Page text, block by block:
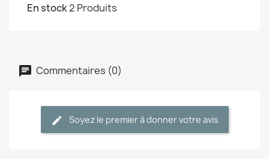
En stock2 Produits
Commentaires (0)
Soyez le premier à donner votre avis